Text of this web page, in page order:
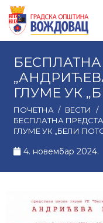
ГЛУМЕ УК
ПОЧЕТНА / ВЕСТИ /
БЕСПЛАТНА
ГЛУМЕ УК „БЕЛИ
4. новембар 2024.